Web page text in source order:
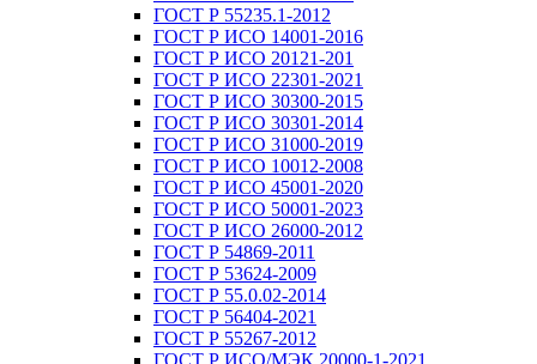
ГОСТ Р 55235.1-2012
ГОСТ Р ИСО 14001-2016
ГОСТ Р ИСО 20121-201
ГОСТ Р ИСО 22301-2021
ГОСТ Р ИСО 30300-2015
ГОСТ Р ИСО 30301-2014
ГОСТ Р ИСО 31000-2019
ГОСТ Р ИСО 10012-2008
ГОСТ Р ИСО 45001-2020
ГОСТ Р ИСО 50001-2023
ГОСТ Р ИСО 26000-2012
ГОСТ Р 54869-2011
ГОСТ Р 53624-2009
ГОСТ Р 55.0.02-2014
ГОСТ Р 56404-2021
ГОСТ Р 55267-2012
ГОСТ Р ИСО/МЭК 20000-1-2021